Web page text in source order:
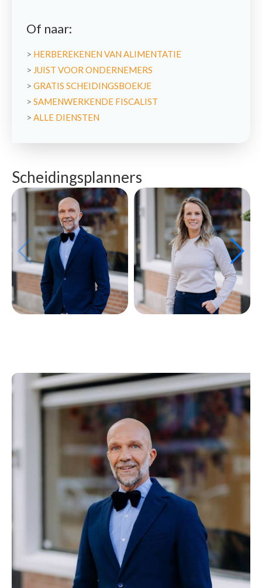
Of naar:
> HERBEREKENEN VAN ALIMENTATIE
> JUIST VOOR ONDERNEMERS
> GRATIS SCHEIDINGSBOEKJE
> SAMENWERKENDE FISCALIST
> ALLE DIENSTEN
Scheidingsplanners